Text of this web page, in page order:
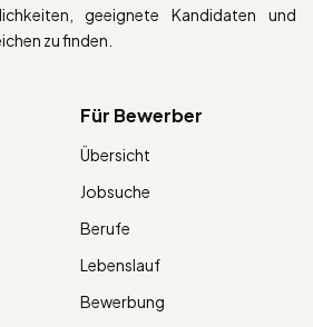
geeignete Kandidaten und
zu finden.
Für Bewerber
Übersicht
Jobsuche
Berufe
Lebenslauf
Bewerbung